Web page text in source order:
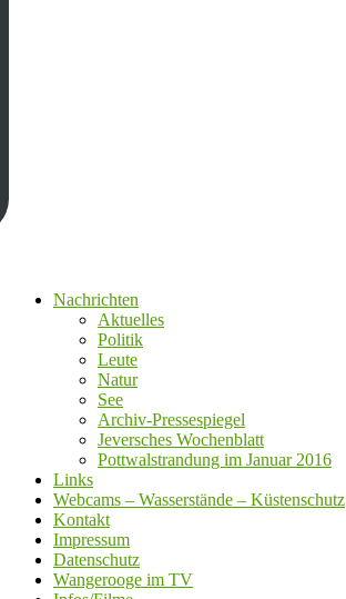
Nachrichten
Aktuelles
Politik
Leute
Natur
See
Archiv-Pressespiegel
Jeversches Wochenblatt
Pottwalstrandung im Januar 2016
Links
Webcams – Wasserstände – Küstenschutz
Kontakt
Impressum
Datenschutz
Wangerooge im TV